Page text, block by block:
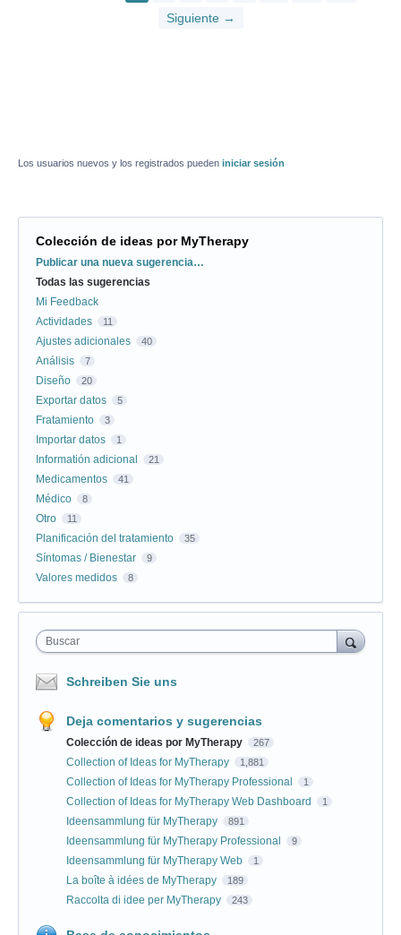
Siguiente →
Los usuarios nuevos y los registrados pueden iniciar sesión
Colección de ideas por MyTherapy
Categorías
Publicar una nueva sugerencia…
Todas las sugerencias
Mi Feedback
Actividades
11
Ajustes adicionales 40
Análisis 7
Diseño 20
Exportar datos 5
Fratamiento 3
Importar datos 1
Informatión adicional 21
Medicamentos 41
Médico 8
Otro 11
Planificación del tratamiento 35
Síntomas / Bienestar 9
Valores medidos 8
Buscar
Schreiben Sie uns
Deja comentarios y sugerencias
Colección de ideas por MyTherapy 267
Collection of Ideas for MyTherapy 1,881
Collection of Ideas for MyTherapy Professional 1
Collection of Ideas for MyTherapy Web Dashboard 1
Ideensammlung für MyTherapy 891
Ideensammlung für MyTherapy Professional 9
Ideensammlung für MyTherapy Web 1
La boîte à idées de MyTherapy 189
Raccolta di idee per MyTherapy 243